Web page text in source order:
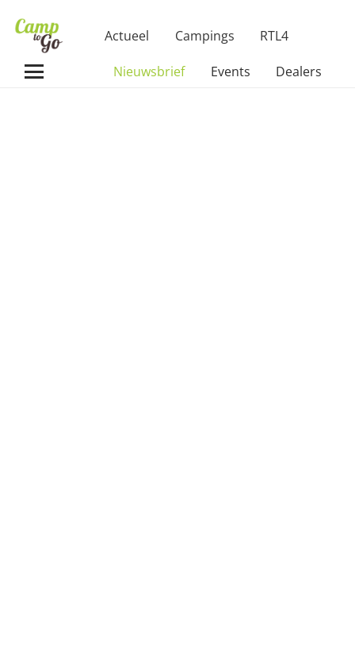
Actueel Campings RTL4
Nieuwsbrief Events Dealers